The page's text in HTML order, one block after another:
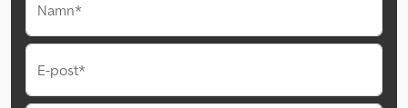
Namn*
E-post*